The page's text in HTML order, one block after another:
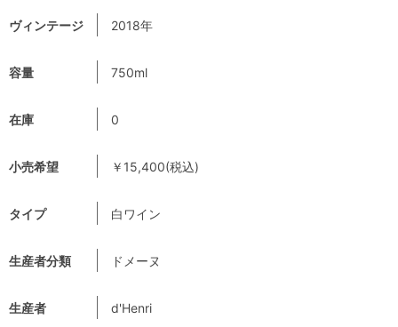
ヴィンテージ 2018年
容量 750ml
在庫 0
小売希望 ￥15,400(税込)
タイプ 白ワイン
生産者分類 ドメーヌ
生産者 d'Henri